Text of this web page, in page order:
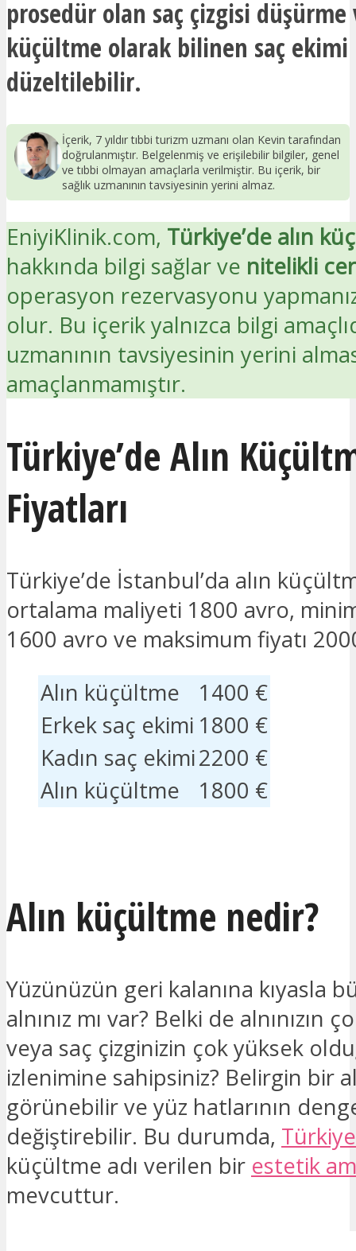
prosedür olan saç çizgisi düşürme
küçültme olarak bilinen saç ekimi
düzeltilebilir.
İçerik, 7 yıldır tıbbi turizm uzmanı olan Kevin tarafından
doğrulanmıştır. Belgelenmiş ve erişilebilir bilgiler, genel
ve tıbbi olmayan amaçlarla verilmiştir. Bu içerik, bir
sağlık uzmanının tavsiyesinin yerini almaz.
EniyiKlinik.com, Türkiye’de alın küç
hakkında bilgi sağlar ve nitelikli
operasyon rezervasyonu
olur. Bu içerik yalnızca bilgi
uzmanının tavsiyesinin yerini
amaçlanmamıştır.
Türkiye’de Alın
Fiyatları
Türkiye’de İstanbul’da alın
ortalama maliyeti 1800 avro,
1600 avro ve maksimum fiyatı
Alın küçültme
1400 €
Erkek saç ekimi 1800 €
Kadın saç ekimi2200 €
Alın küçültme
1800 €
Alın küçültme nedir?
Yüzünüzün geri kalanına kıyasla
alnınız mı var? Belki de alnınızın
veya saç çizginizin çok yüksek
izlenimine sahipsiniz? Belirgin bir
görünebilir ve yüz hatlarının
değiştirebilir. Bu durumda,
küçültme adı verilen bir estetik
mevcuttur.